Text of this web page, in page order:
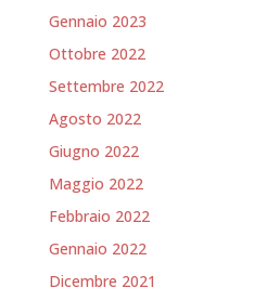
Gennaio 2023
Ottobre 2022
Settembre 2022
Agosto 2022
Giugno 2022
Maggio 2022
Febbraio 2022
Gennaio 2022
Dicembre 2021